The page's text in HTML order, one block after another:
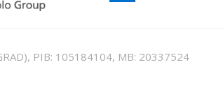
PIB: 105184104, MB: 20337524